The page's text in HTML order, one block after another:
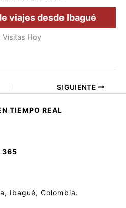
viajes desde Ibagué
Visitas Hoy
SIGUIENTE
TIEMPO REAL
365
Ibagué, Colombia.